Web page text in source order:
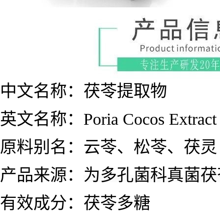
中文名称： 茯苓提取物
英文名称： Poria Cocos Extract
原料别名： 云苓、松苓、茯灵
产品来源： 为多孔菌科真菌茯
有效成分：茯苓多糖